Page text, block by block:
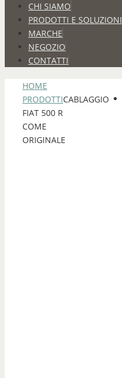
CHI SIAMO
PRODOTTI E SOLUZIONI
MARCHE
NEGOZIO
CONTATTI
HOME
PRODOTTICABLAGGIO
FIAT 500 R
COME
ORIGINALE